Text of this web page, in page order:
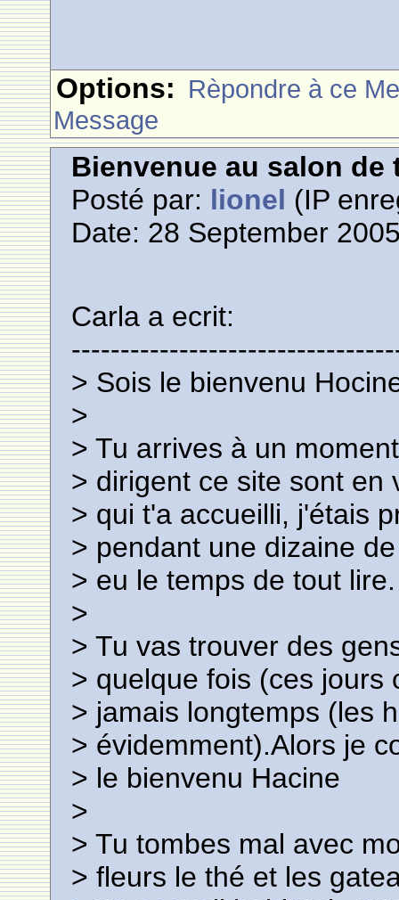
Options: Rèpondre à ce
Message
Bienvenue au salon de
Posté par: lionel (IP
Date: 28 September
Carla a ecrit:
> Sois le bienvenu
>
> Tu arrives à un
> dirigent ce site sont en
> qui t'a accueilli, j'étais
> pendant une dizaine
> eu le temps de tout lire.
>
> Tu vas trouver des
> quelque fois (ces jours
> jamais longtemps (les
> évidemment).Alors je
> le bienvenu Hacine
>
> Tu tombes mal avec
> fleurs le thé et les